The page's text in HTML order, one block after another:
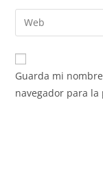
Guarda mi
navegador para la